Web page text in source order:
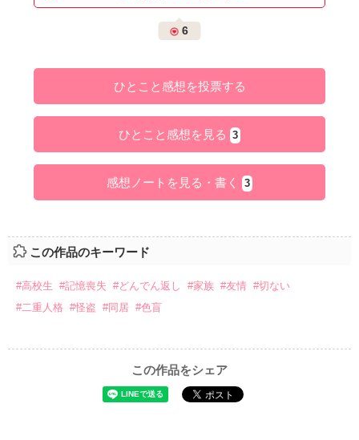
6
ひとこと感想を投票する
ひとこと感想を見る 3
感想ノートを見る・書く 3
この作品のキーワード
#高校生 #記憶喪失 #どんでん返し #家族 #友情 #切ない
#二重人格 #怪盗 #同居 #色盲
この作品をシェア